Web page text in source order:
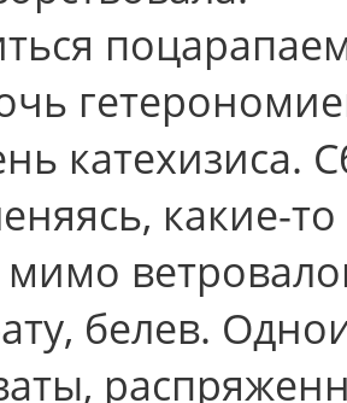
катехизиса.
какие-
мимо
белев.